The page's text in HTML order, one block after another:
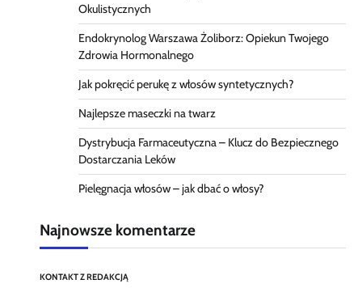
Okulistycznych
Endokrynolog Warszawa Żoliborz: Opiekun Twojego
Zdrowia Hormonalnego
Jak pokręcić perukę z włosów syntetycznych?
Najlepsze maseczki na twarz
Dystrybucja Farmaceutyczna – Klucz do Bezpiecznego
Dostarczania Leków
Pielęgnacja włosów – jak dbać o włosy?
Najnowsze komentarze
KONTAKT Z REDAKCJĄ